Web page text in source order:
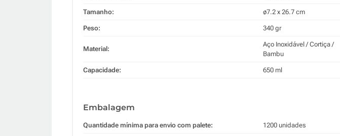
Tamanho: ø7.2 x 26.7 cm
Peso: 340 gr
Material:
Aço Inoxidável / Cortiça /
Bambu
Capacidade: 650 ml
Embalagem
Quantidade mínima para envio com palete: 1200 unidades